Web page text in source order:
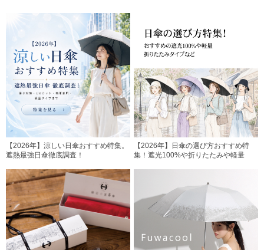
【2026年】涼しい日傘おすすめ特集。
遮熱最強日傘徹底調査！
【2026年】日傘の選び方おすすめ特
集！遮光100%や折りたたみや軽量